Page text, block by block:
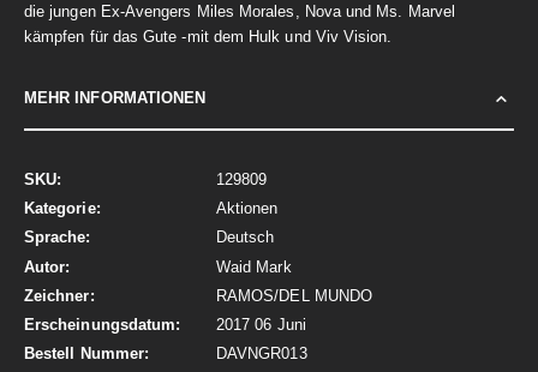
die jungen Ex-Avengers Miles Morales, Nova und Ms. Marvel
kämpfen für das Gute -mit dem Hulk und Viv Vision.
MEHR INFORMATIONEN
Mehr
Informationen
129809
Aktionen
Deutsch
Waid Mark
RAMOS/DEL MUNDO
2017 06 Juni
DAVNGR013